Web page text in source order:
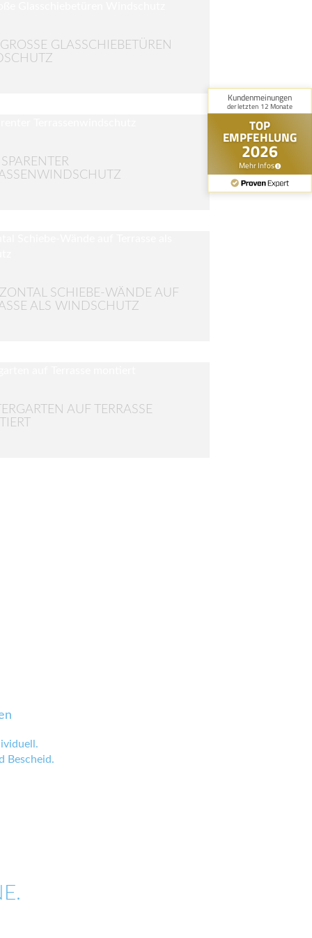
GLASSCHIEBETÜREN W
SCHIEBE-WÄNDE AUF
ALS WINDSCHUTZ
AUF TERRASSE
Bescheid.